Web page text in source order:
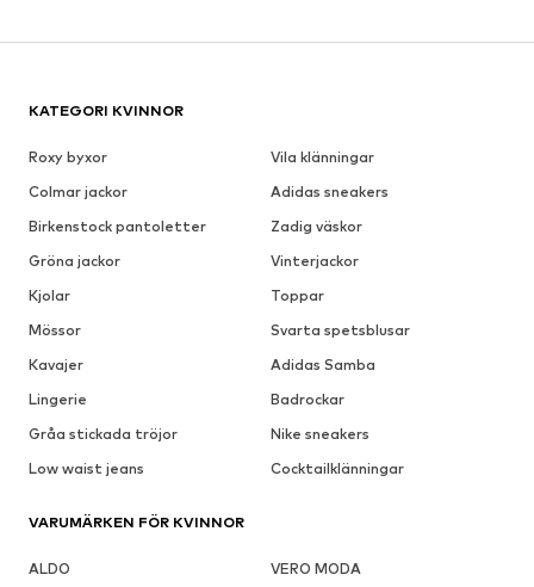
KATEGORI KVINNOR
Roxy byxor
Vila klänningar
Colmar jackor
Adidas sneakers
Birkenstock pantoletter
Zadig väskor
Gröna jackor
Vinterjackor
Kjolar
Toppar
Mössor
Svarta spetsblusar
Kavajer
Adidas Samba
Lingerie
Badrockar
Gråa stickada tröjor
Nike sneakers
Low waist jeans
Cocktailklänningar
VARUMÄRKEN FÖR KVINNOR
ALDO
VERO MODA